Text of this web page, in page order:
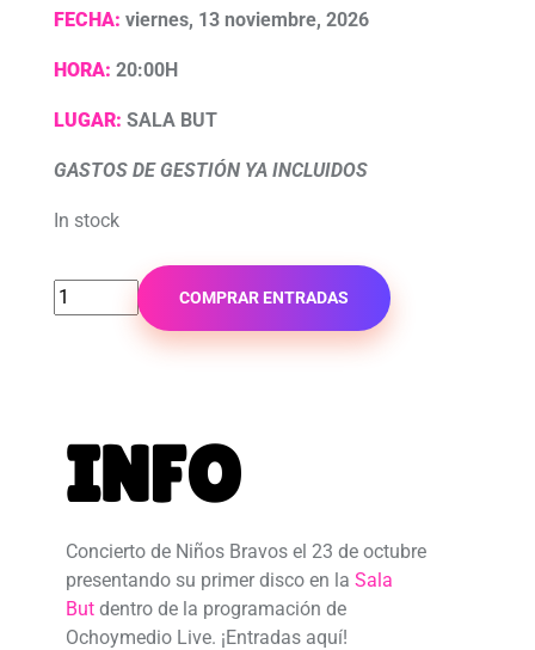
FECHA: viernes, 13 noviembre, 2026
HORA: 20:00H
LUGAR: SALA BUT
GASTOS DE GESTIÓN YA INCLUIDOS
In stock
COMPRAR ENTRADAS
INFO
Concierto de Niños Bravos el 23 de octubre
presentando su primer disco en la Sala
Butdentro de la programación de
Ochoymedio Live. ¡Entradas aquí!